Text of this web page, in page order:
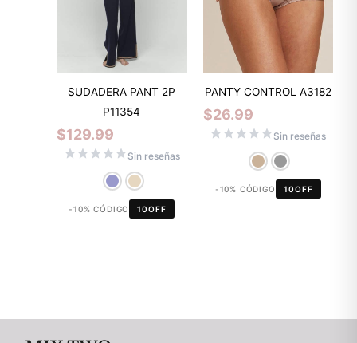
SUDADERA PANT 2P
P11354
$129.99
Sin reseñas
-10% CÓDIGO 10OFF
PANTY CONTROL A3182
$26.99
Sin reseñas
-10% CÓDIGO 10OFF